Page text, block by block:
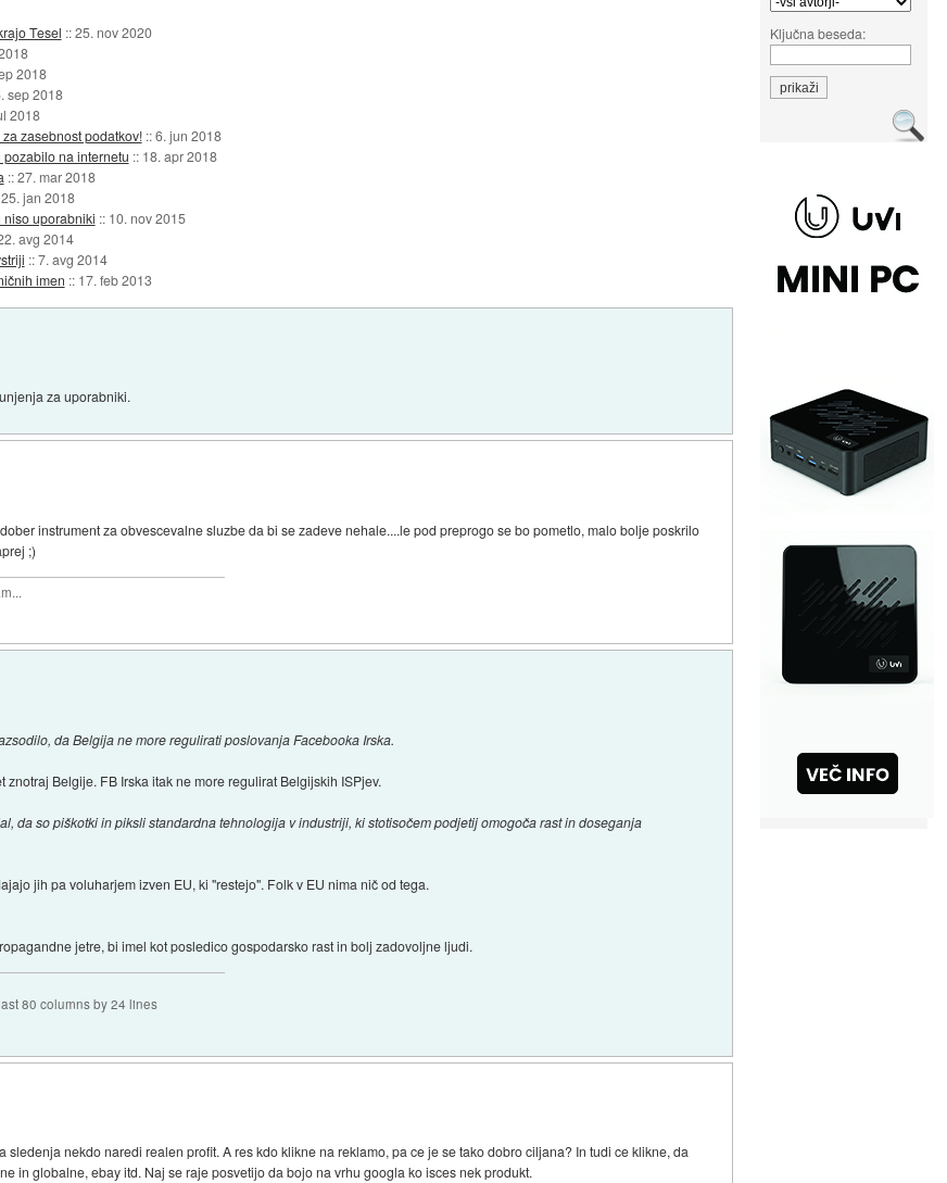
Ključna beseda:
Tesel ::25. nov 2020
2018
sep 2018
2018
zasebnost podatkov! ::6. jun 2018
na internetu :: 18. apr 2018
::27. mar 2018
25. jan 2018
uporabniki :: 10. nov 2015
avg 2014
::7. avg 2014
imen :: 17. feb 2013
za uporabniki.
instrument za obvescevalne sluzbe da bi se zadeve nehale....le pod preprogo se bo pometlo, malo bolje poskrilo
;)
da Belgija ne more regulirati poslovanja Facebooka Irska.
Belgije. FB Irska itak ne more regulirat Belgijskih ISPjev.
da so piškotki in piksli standardna tehnologija v industriji, ki stotisočem podjetij omogoča rast in doseganja
jih pa voluharjem izven EU, ki "restejo". Folk v EU nima nič od tega.
jetre, bi imel kot posledico gospodarsko rast in bolj zadovoljne ljudi.
80 columns by 24 lines
sledenja nekdo naredi realen profit. A res kdo klikne na reklamo, pa ce je se tako dobro ciljana? In tudi ce klikne, da
in globalne, ebay itd. Naj se raje posvetijo da bojo na vrhu googla ko isces nek produkt.